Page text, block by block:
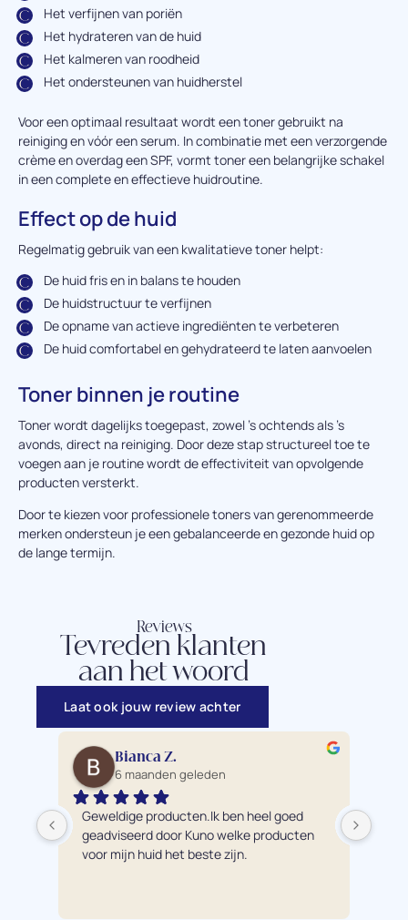
Het verfijnen van poriën
Het hydrateren van de huid
Het kalmeren van roodheid
Het ondersteunen van huidherstel
Voor een optimaal resultaat wordt een toner gebruikt na
reiniging en vóór een serum. In combinatie met een verzorgende
crème en overdag een SPF, vormt toner een belangrijke schakel
in een complete en effectieve huidroutine.
Effect op de huid
Regelmatig gebruik van een kwalitatieve toner helpt:
De huid fris en in balans te houden
De huidstructuur te verfijnen
De opname van actieve ingrediënten te verbeteren
De huid comfortabel en gehydrateerd te laten aanvoelen
Toner binnen je routine
Toner wordt dagelijks toegepast, zowel ’s ochtends als ’s
avonds, direct na reiniging. Door deze stap structureel toe te
voegen aan je routine wordt de effectiviteit van opvolgende
producten versterkt.
Door te kiezen voor professionele toners van gerenommeerde
merken ondersteun je een gebalanceerde en gezonde huid op
de lange termijn.
Reviews
Tevreden klanten
aan het woord
Laat ook jouw review achter
Bianca Z.
6 maanden geleden
Geweldige producten.Ik ben heel goed
geadviseerd door Kuno welke producten
voor mijn huid het beste zijn.